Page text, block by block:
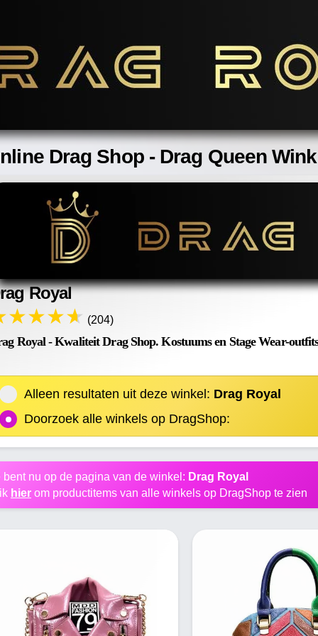
Drag Shop - Drag Queen
Royal
(204)
Royal - Kwaliteit Drag Shop. Kostuums en Stage Wear-
Alleen resultaten uit deze winkel: Drag Royal
Doorzoek alle winkels op DragShop:
bent nu op de pagina van de winkel: Drag Royal
hier om productitems van alle winkels op DragShop te zien